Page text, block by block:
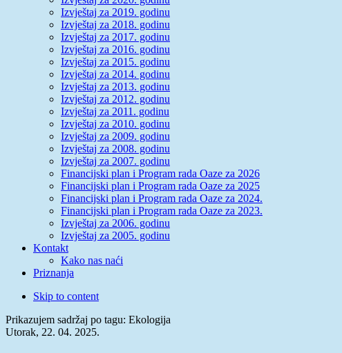
Izvještaj za 2019. godinu
Izvještaj za 2018. godinu
Izvještaj za 2017. godinu
Izvještaj za 2016. godinu
Izvještaj za 2015. godinu
Izvještaj za 2014. godinu
Izvještaj za 2013. godinu
Izvještaj za 2012. godinu
Izvještaj za 2011. godinu
Izvještaj za 2010. godinu
Izvještaj za 2009. godinu
Izvještaj za 2008. godinu
Izvještaj za 2007. godinu
Financijski plan i Program rada Oaze za 2026
Financijski plan i Program rada Oaze za 2025
Financijski plan i Program rada Oaze za 2024.
Financijski plan i Program rada Oaze za 2023.
Izvještaj za 2006. godinu
Izvještaj za 2005. godinu
Kontakt
Kako nas naći
Priznanja
Skip to content
Prikazujem sadržaj po tagu: Ekologija
Utorak, 22. 04. 2025.